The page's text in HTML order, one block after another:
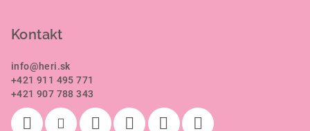
Kontakt
info@heri.sk
+421 911 495 771
+421 907 788 343